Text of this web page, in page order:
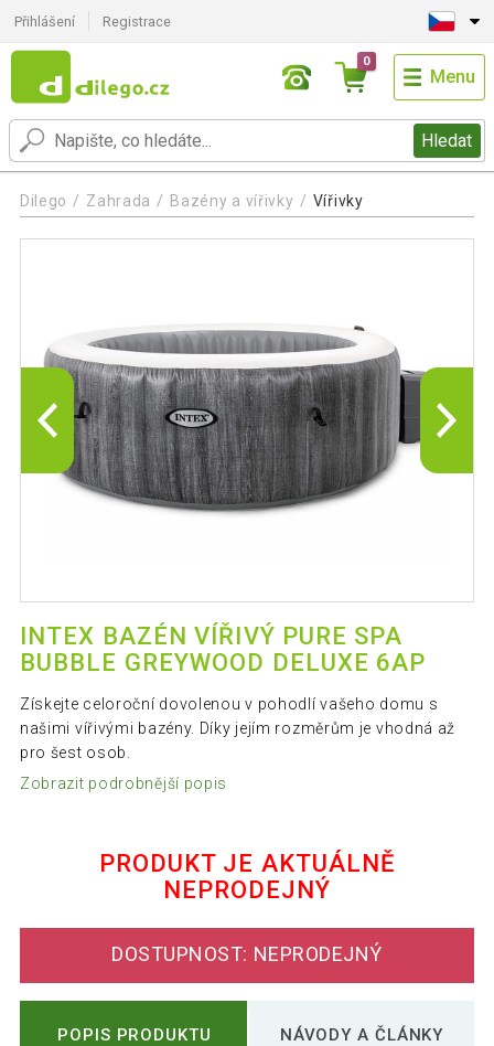
Přihlášení Registrace
Hledat
0
Menu
Dilego Zahrada Bazény a vířivky Vířivky
INTEX BAZÉN VÍŘIVÝ PURE SPA
BUBBLE GREYWOOD DELUXE 6AP
Získejte celoroční dovolenou v pohodlí vašeho domu s
našimi vířivými bazény. Díky jejím rozměrům je vhodná až
pro šest osob.
Zobrazit podrobnější popis
PRODUKT JE AKTUÁLNĚ
NEPRODEJNÝ
DOSTUPNOST: NEPRODEJNÝ
POPIS PRODUKTU NÁVODY A ČLÁNKY